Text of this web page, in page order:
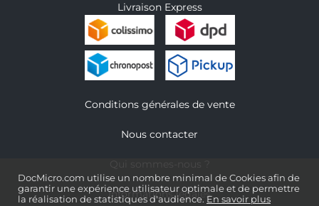
DocMicro.com utilise un nombre minimal de Cookies afin de
garantir une expérience utilisateur optimale et de permettre
la réalisation de statistiques d'audience. En savoir plus
Livraison Express
Conditions générales de vente
Nous contacter
Informations légales